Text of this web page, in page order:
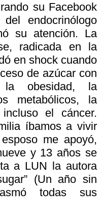
su Facebook
endocrinólogo
su atención. La
radicada en la
en shock cuando
de azúcar con
la obesidad, la
metabólicos, la
el cáncer.
íbamos a vivir
me apoyó,
y 13 años se
a LUN la autora
(Un año sin
todas sus